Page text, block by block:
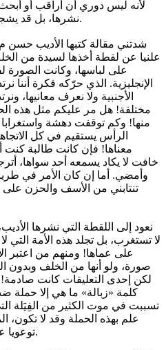
لأنه ليس دوري أن أراقب أو
نشرها، بل قد يشجع على التعدي على حقوق الغير.
شدتني مقالة كتبها الأديب حسن
علنيا عن لقطة أخذها لسيدة من
على لباسها، وكانت الصورة
الإنجليزية. الذي حرّكه فكرة أننا
الأجنبية ولا نعرف معانيها،
مختلفة! هل مر عليكم مثل هذه
منها! وكم توقفت دهشة
الرأس يستقيم في كل
معناها! فإن كانت طالبة
خافت لا يكاد يسمعه أحد سواها،
وأمضي. أما إن كان الأمر في
تنتابني من الأسف والحزن
نعود إلى اللقطة التي نشرها
لا تستغرب، بل تجلد هذه الأمة التي
على عماها! ومنهم من اعتبر
صورة، ولو أنها من الخلف
لكن إحدى التعليقات كانت
كلمة «زبالة» ما هي إلا حملة
تسببت في موت الكثير من الفِيَلة
علم بهذه الحملة وقد لا تكون،
توعويا عن حماية البيئة، ومنها الحيوانات.